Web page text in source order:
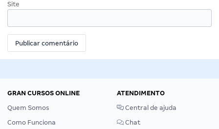
Site
GRAN CURSOS ONLINE
Quem Somos
Como Funciona
ATENDIMENTO
Central de ajuda
Chat